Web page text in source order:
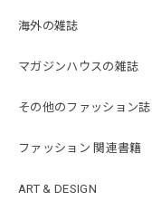
海外の雑誌
マガジンハウスの雑誌
その他のファッション誌
ファッション 関連書籍
ART & DESIGN